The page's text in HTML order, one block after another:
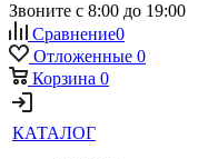
Звоните с 8:00 до 19:00
Сравнение0
Отложенные 0
Корзина 0
КАТАЛОГ